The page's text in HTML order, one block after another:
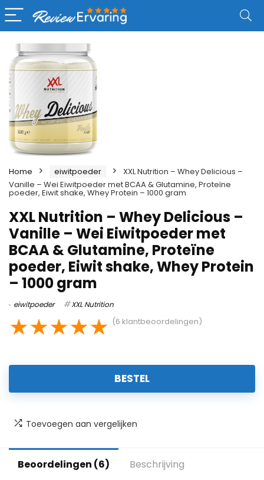
Home eiwitpoeder
XXL Nutrition – Whey Delicious –
Vanille – Wei Eiwitpoeder met BCAA & Glutamine, Proteïne
poeder, Eiwit shake, Whey Protein – 1000 gram
XXL Nutrition – Whey Delicious –
Vanille – Wei Eiwitpoeder met
BCAA & Glutamine, Proteïne
poeder, Eiwit shake, Whey Protein
– 1000 gram
eiwitpoeder XXL Nutrition
★★★★★ (6 klantbeoordelingen)
BESTEL
Toevoegen aan vergelijken
Beoordelingen (6) Beschrijving